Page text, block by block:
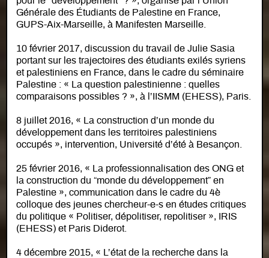
Générale des Étudiants de Palestine en France,
GUPS-Aix-Marseille, à Manifesten Marseille.
10 février 2017, discussion du travail de Julie Sasia
portant sur les trajectoires des étudiants exilés syriens
et palestiniens en France, dans le cadre du séminaire
Palestine : « La question palestinienne : quelles
comparaisons possibles ? », à l’IISMM (EHESS), Paris.
8 juillet 2016, « La construction d’un monde du
développement dans les territoires palestiniens
occupés », intervention, Université d’été à Besançon.
25 février 2016, « La professionnalisation des ONG et
la construction du “monde du développement” en
Palestine », communication dans le cadre du 4è
colloque des jeunes chercheur-e-s en études critiques
du politique « Politiser, dépolitiser, repolitiser », IRIS
(EHESS) et Paris Diderot.
4 décembre 2015, « L’état de la recherche dans la